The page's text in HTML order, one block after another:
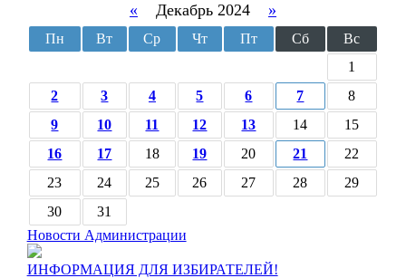
« Декабрь 2024 »
Пн Вт Ср Чт Пт Сб
Вс
1
2
3 4 5 6 7
8
9
10 11 12 13 14
15
16
17 18 19 20 21
22
23
24 25 26 27 28
29
30
31
Новости Администрации
ИНФОРМАЦИЯ ДЛЯ ИЗБИРАТЕЛЕЙ!